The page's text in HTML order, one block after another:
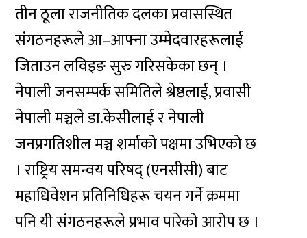
तीन ठूला राजनीतिक दलका प्रवासस्थित
संगठनहरूले आ–आफ्ना उम्मेदवारहरूलाई
जिताउन लविइङ सुरु गरिसकेका छन् ।
नेपाली जनसम्पर्क समितिले श्रेष्ठलाई, प्रवासी
नेपाली मञ्चले डा.केसीलाई र नेपाली
जनप्रगतिशील मञ्च शर्माको पक्षमा उभिएको छ
। राष्ट्रिय समन्वय परिषद् (एनसीसी) बाट
महाधिवेशन प्रतिनिधिहरू चयन गर्ने क्रममा
पनि यी संगठनहरूले प्रभाव पारेको आरोप छ ।